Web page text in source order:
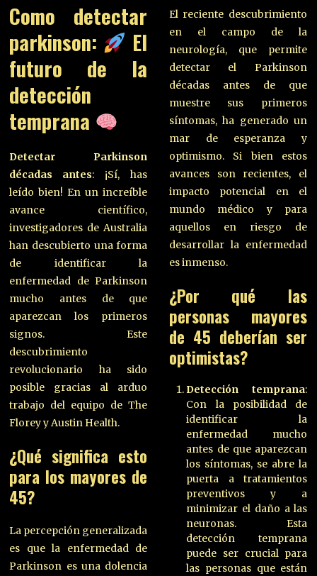
Como detectar
parkinson:
El
futuro de la
detección
temprana
Detectar Parkinson
décadas antes: ¡Sí, has
leído bien! En un increíble
avance científico,
investigadores de Australia
han descubierto una forma
de identificar la
enfermedad de Parkinson
mucho antes de que
aparezcan los primeros
signos. Este
descubrimiento
revolucionario ha sido
posible gracias al arduo
trabajo del equipo de The
Florey y Austin Health.
¿Qué significa esto
para los mayores de
45?
La percepción generalizada
es que la enfermedad de
Parkinson es una dolencia
El reciente descubrimiento
en el campo de la
neurología, que permite
detectar el Parkinson
décadas antes de que
muestre sus primeros
síntomas, ha generado un
mar de esperanza y
optimismo. Si bien estos
avances son recientes, el
impacto potencial en el
mundo médico y para
aquellos en riesgo de
desarrollar la enfermedad
es inmenso.
¿Por qué las
personas mayores
de 45 deberían ser
optimistas?
Detección temprana:
Con la posibilidad de
identificar la
enfermedad mucho
antes de que aparezcan
los síntomas, se abre la
puerta a tratamientos
preventivos y a
minimizar el daño a las
neuronas. Esta
detección temprana
puede ser crucial para
las personas que están